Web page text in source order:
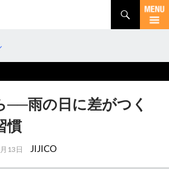
──雨の日に差がつく
慣
13日 JIJICO